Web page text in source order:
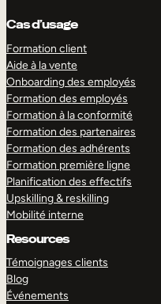
Cas d’usage
Formation client
Aide à la vente
Onboarding des employés
Formation des employés
Formation à la conformité
Formation des partenaires
Formation des adhérents
Formation première ligne
Planification des effectifs
Upskilling & reskilling
Mobilité interne
Resources
Témoignages clients
Blog
Événements